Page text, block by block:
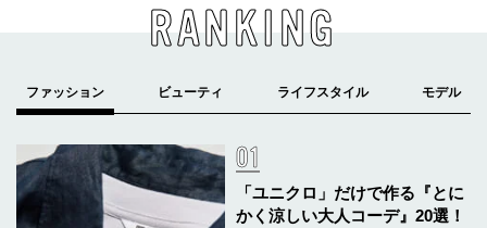
RANKING
「ユニクロ」だけで作る『とに
かく涼しい大人コーデ』20選！